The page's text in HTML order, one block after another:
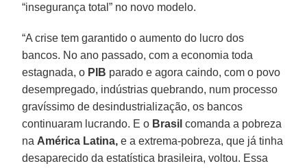
“insegurança total” no novo modelo.
“A crise tem garantido o aumento do lucro dos
bancos. No ano passado, com a economia toda
estagnada, o PIB parado e agora caindo, com o povo
desempregado, indústrias quebrando, num processo
gravíssimo de desindustrialização, os bancos
continuaram lucrando. E o Brasil comanda a pobreza
na América Latina, e a extrema-pobreza, que já tinha
desaparecido da estatística brasileira, voltou. Essa